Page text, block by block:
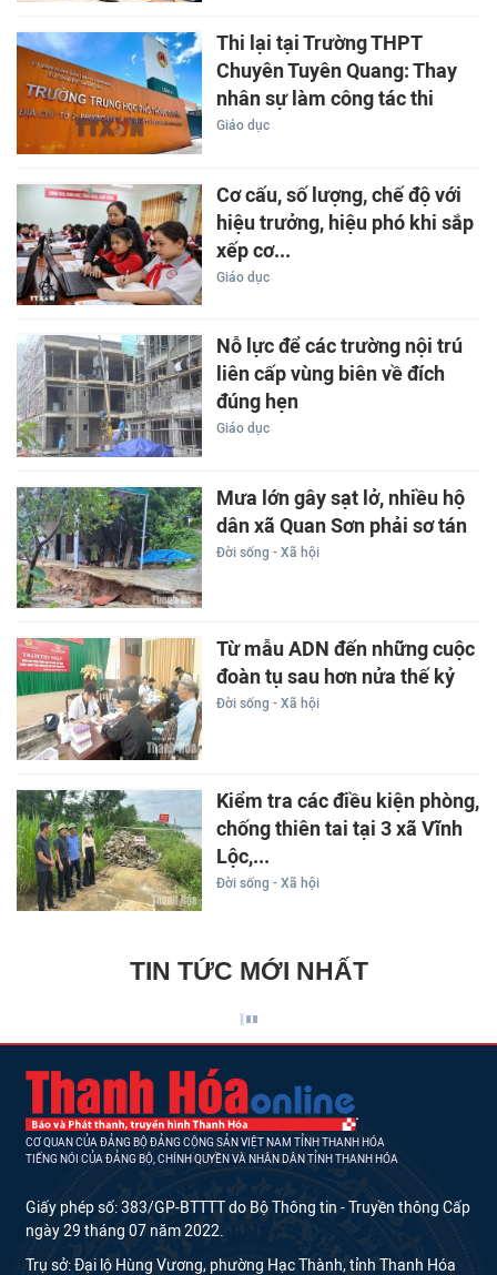
Thi lại tại Trường THPT
Chuyên Tuyên Quang: Thay
nhân sự làm công tác thi
Giáo dục
Cơ cấu, số lượng, chế độ với
hiệu trưởng, hiệu phó khi sắp
xếp cơ...
Giáo dục
Nỗ lực để các trường nội trú
liên cấp vùng biên về đích
đúng hẹn
Giáo dục
Mưa lớn gây sạt lở, nhiều hộ
dân xã Quan Sơn phải sơ tán
Đời sống - Xã hội
Từ mẫu ADN đến những cuộc
đoàn tụ sau hơn nửa thế kỷ
Đời sống - Xã hội
Kiểm tra các điều kiện phòng,
chống thiên tai tại 3 xã Vĩnh
Lộc,...
Đời sống - Xã hội
TIN TỨC MỚI NHẤT
CƠ QUAN CỦA ĐẢNG BỘ ĐẢNG CỘNG SẢN VIỆT NAM TỈNH THANH HÓA
TIẾNG NÓI CỦA ĐẢNG BỘ, CHÍNH QUYỀN VÀ NHÂN DÂN TỈNH THANH HÓA
Giấy phép số: 383/GP-BTTTT do Bộ Thông tin - Truyền thông Cấp
ngày 29 tháng 07 năm 2022.
Trụ sở: Đại lộ Hùng Vương, phường Hạc Thành, tỉnh Thanh Hóa